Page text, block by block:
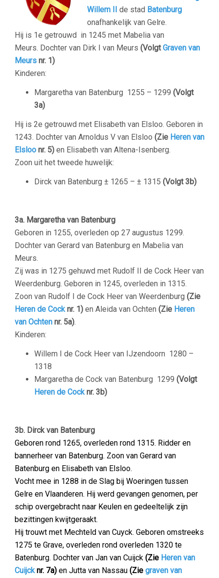
Willem II de stad Batenburg
onafhankelijk van Gelre.
Hij is 1e getrouwd in 1245 met Mabelia van
Meurs. Dochter van Dirk I van Meurs (VolgtGraven van
Meurs nr. 1)
Kinderen:
Margaretha van Batenburg 1255 – 1299 (Volgt
3a)
Hij is 2e getrouwd met Elisabeth van Elsloo. Geboren in
1243. Dochter van Arnoldus V van Elsloo (Zie Heren van
Elsloo nr. 5) en Elisabeth van Altena-Isenberg.
Zoon uit het tweede huwelijk:
Dirck van Batenburg ± 1265 – ± 1315 (Volgt 3b)
3a. Margaretha van Batenburg
Geboren in 1255, overleden op 27 augustus 1299.
Dochter van Gerard van Batenburg en Mabelia van
Meurs.
Zij was in 1275 gehuwd met Rudolf II de Cock Heer van
Weerdenburg. Geboren in 1245, overleden in 1315.
Zoon van Rudolf I de Cock Heer van Weerdenburg (Zie
Heren de Cocknr. 1) en Aleida van Ochten (Zie Heren
van Ochten nr. 5a).
Kinderen:
Willem I de Cock Heer van IJzendoorn 1280 –
1318
Margaretha de Cock van Batenburg 1299 (Volgt
Heren de Cocknr. 3b)
3b. Dirck van Batenburg
Geboren rond 1265, overleden rond 1315. Ridder en
bannerheer van Batenburg. Zoon van Gerard van
Batenburg en Elisabeth van Elsloo.
Vocht mee in 1288 in de Slag bij Woeringen tussen
Gelre en Vlaanderen. Hij werd gevangen genomen, per
schip overgebracht naar Keulen en gedeeltelijk zijn
bezittingen kwijtgeraakt.
Hij trouwt met Mechteld van Cuyck. Geboren omstreeks
1275 te Grave, overleden rond overleden 1320 te
Batenburg. Dochter van Jan van Cuijck (Zie Heren van
Cuijcknr. 7a) en Jutta van Nassau (Zie graven van